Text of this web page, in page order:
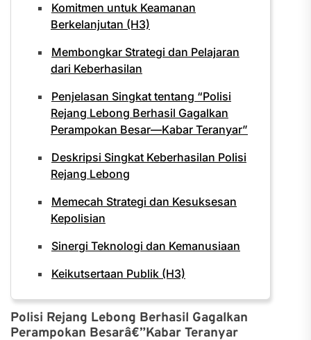
Komitmen untuk Keamanan
Berkelanjutan (H3)
Membongkar Strategi dan Pelajaran
dari Keberhasilan
Penjelasan Singkat tentang “Polisi
Rejang Lebong Berhasil Gagalkan
Perampokan Besar—Kabar Teranyar”
Deskripsi Singkat Keberhasilan Polisi
Rejang Lebong
Memecah Strategi dan Kesuksesan
Kepolisian
Sinergi Teknologi dan Kemanusiaan
Keikutsertaan Publik (H3)
Polisi Rejang Lebong Berhasil Gagalkan
Perampokan Besarâ€”Kabar Teranyar